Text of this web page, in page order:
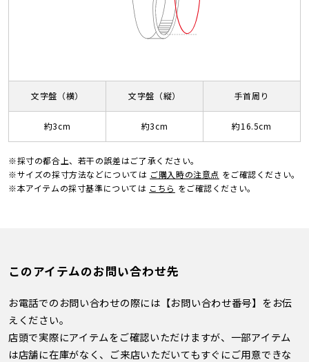
文字盤（横）
約3cm
文字盤（縦）
約3cm
手首周り
約16.5cm
※採寸の都合上、若干の誤差はご了承ください。
※サイズの採寸方法などについては ご購入時の注意点 をご確認ください。
※本アイテムの採寸基準については こちら をご確認ください。
このアイテムのお問い合わせ先
お電話でのお問い合わせの際には【お問い合わせ番号】をお伝
えください。
店頭で実際にアイテムをご確認いただけますが、一部アイテム
は店舗に在庫がなく、ご来店いただいてもすぐにご用意できな